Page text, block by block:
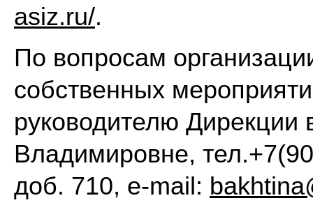
asiz.ru/.
По вопросам
собственных
руководителю Дирекции
Владимировне,
доб. 710, e-mail: